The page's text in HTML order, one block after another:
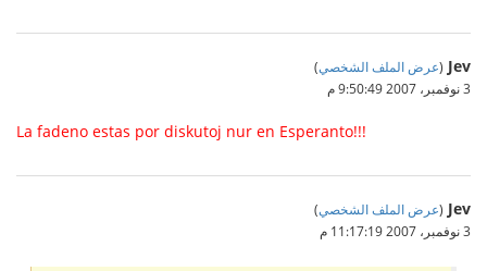
Jev
(عرض الملف الشخصي)
3 نوفمبر، 2007 9:50:49 م
La fadeno estas por diskutoj nur en Esperanto!!!
Jev
(عرض الملف الشخصي)
3 نوفمبر، 2007 11:17:19 م